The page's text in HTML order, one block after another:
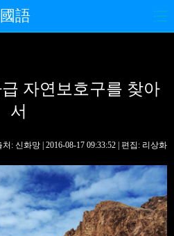
語
사회 포토
핫 TV
자연보호구를 찾아
서
처: 신화망 | 2016-08-17 09:33:52 | 편집: 리상화